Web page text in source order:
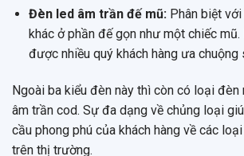
Đèn led âm trần đế mũ: Phân biệt
khác ở phần đế gọn như một chiếc
được nhiều quý khách hàng ưa chuộng
Ngoài ba kiểu đèn này thì còn có loại đèn
âm trần cod. Sự đa dạng về chủng loại
cầu phong phú của khách hàng về các
trên thị trường.